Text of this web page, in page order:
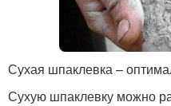
Сухая шпаклевка –
Сухую шпаклевку можно